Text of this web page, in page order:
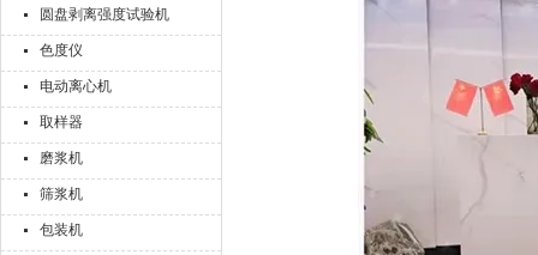
圆盘剥离强度试验机
色度仪
电动离心机
取样器
磨浆机
筛浆机
包装机